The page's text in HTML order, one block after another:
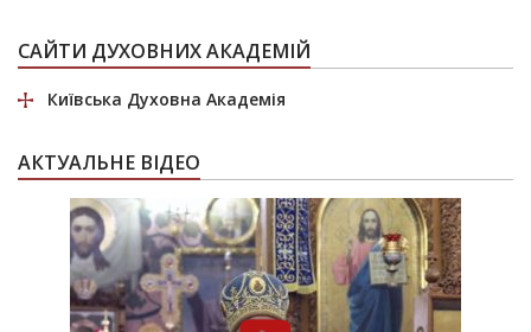
САЙТИ ДУХОВНИХ АКАДЕМІЙ
Київська Духовна Академія
АКТУАЛЬНЕ ВІДЕО